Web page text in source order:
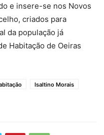
e insere-se nos Novos
criados para
da população já
Habitação de Oeiras
Isaltino Morais